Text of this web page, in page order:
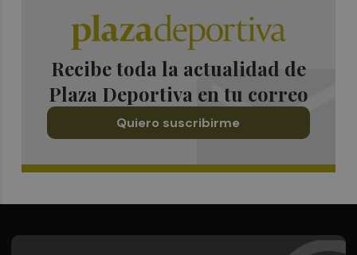
Recibe toda la actualidad de
Plaza Deportiva en tu correo
Quiero suscribirme